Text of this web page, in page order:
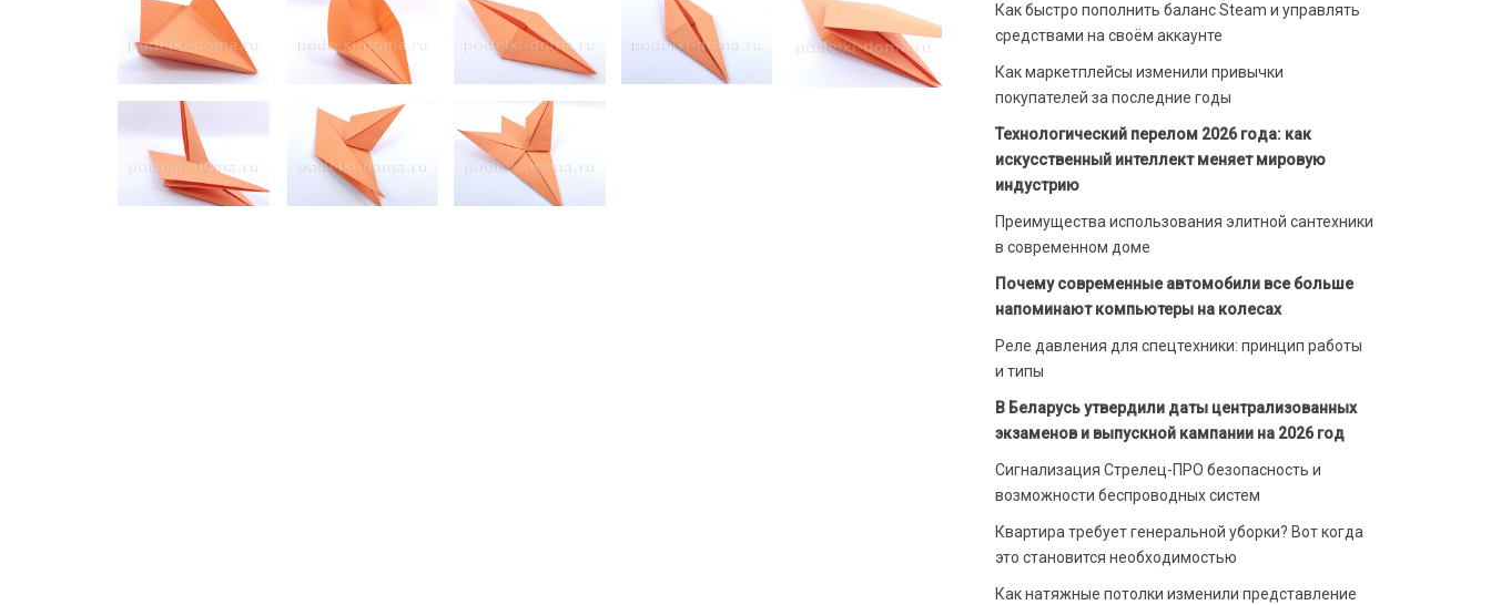
Как быстро пополнить баланс Steam и управлять
средствами на своём аккаунте
Как маркетплейсы изменили привычки
покупателей за последние годы
Технологический перелом 2026 года: как
искусственный интеллект меняет мировую
индустрию
Преимущества использования элитной сантехники
в современном доме
Почему современные автомобили все больше
напоминают компьютеры на колесах
Реле давления для спецтехники: принцип работы
и типы
В Беларусь утвердили даты централизованных
экзаменов и выпускной кампании на 2026 год
Сигнализация Стрелец-ПРО безопасность и
возможности беспроводных систем
Квартира требует генеральной уборки? Вот когда
это становится необходимостью
Как натяжные потолки изменили представление